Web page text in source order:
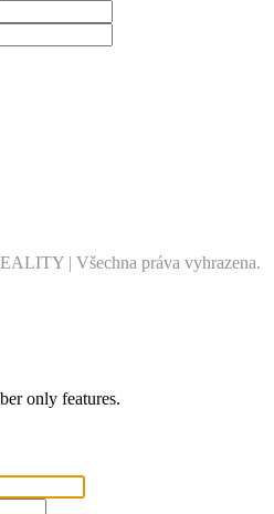
| Všechna práva vyhrazena.
only features.